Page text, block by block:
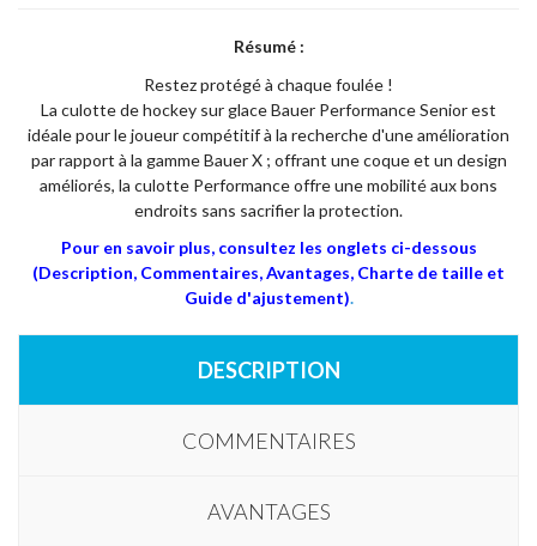
Résumé :
Restez protégé à chaque foulée !
La culotte de hockey sur glace Bauer Performance Senior est
idéale pour le joueur compétitif à la recherche d'une amélioration
par rapport à la gamme Bauer X ; offrant une coque et un design
améliorés, la culotte Performance offre une mobilité aux bons
endroits sans sacrifier la protection.
Pour en savoir plus, consultez les onglets ci-dessous
(Description, Commentaires, Avantages, Charte de taille et
Guide d'ajustement).
DESCRIPTION
COMMENTAIRES
AVANTAGES